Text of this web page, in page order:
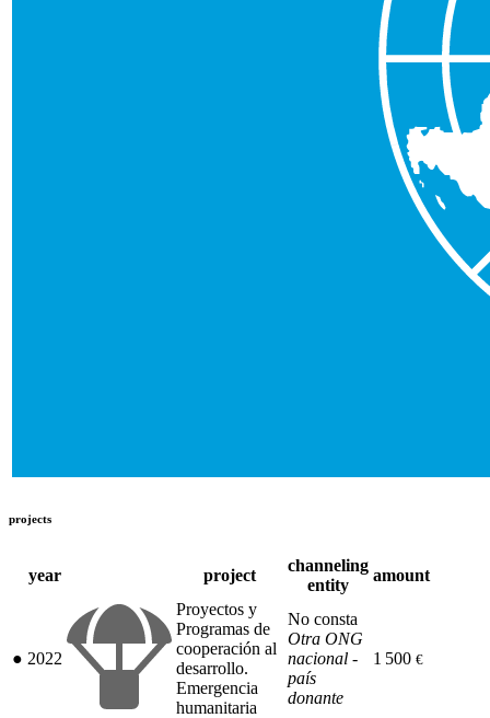
projects
year project
channeling
entity
amount
● 2022
Proyectos y
Programas de
cooperación al
desarrollo.
Emergencia
humanitaria
No consta
Otra ONG
nacional -
país
donante
1 500 €